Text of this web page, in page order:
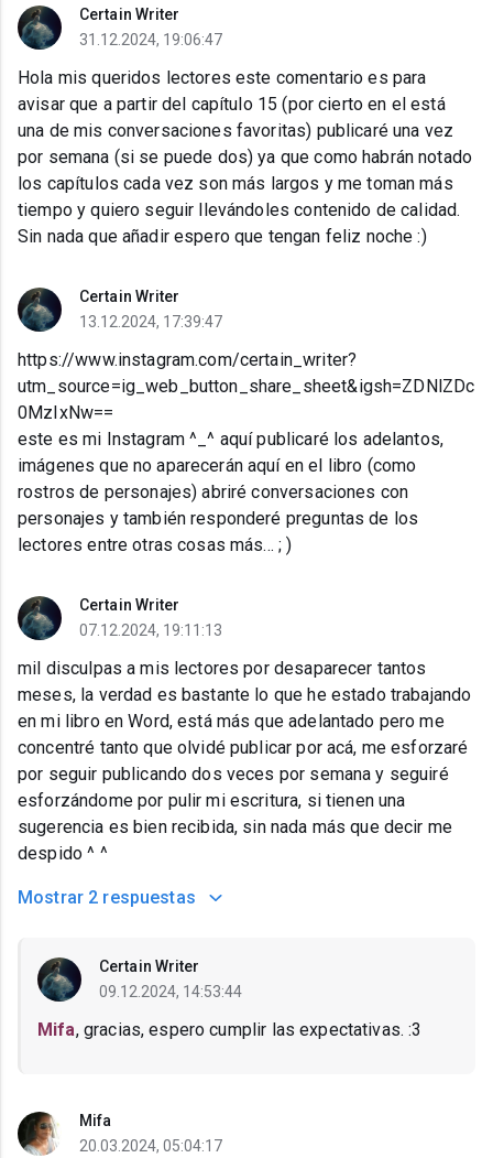
Certain Writer
31.12.2024, 19:06:47
Hola mis queridos lectores este comentario es para
avisar que a partir del capítulo 15 (por cierto en el está
una de mis conversaciones favoritas) publicaré una vez
por semana (si se puede dos) ya que como habrán notado
los capítulos cada vez son más largos y me toman más
tiempo y quiero seguir llevándoles contenido de calidad.
Sin nada que añadir espero que tengan feliz noche :)
Certain Writer
13.12.2024, 17:39:47
https://www.instagram.com/certain_writer?
utm_source=ig_web_button_share_sheet&igsh=ZDNlZDc
0MzIxNw==
este es mi Instagram ^_^ aquí publicaré los adelantos,
imágenes que no aparecerán aquí en el libro (como
rostros de personajes) abriré conversaciones con
personajes y también responderé preguntas de los
lectores entre otras cosas más... ; )
Certain Writer
07.12.2024, 19:11:13
mil disculpas a mis lectores por desaparecer tantos
meses, la verdad es bastante lo que he estado trabajando
en mi libro en Word, está más que adelantado pero me
concentré tanto que olvidé publicar por acá, me esforzaré
por seguir publicando dos veces por semana y seguiré
esforzándome por pulir mi escritura, si tienen una
sugerencia es bien recibida, sin nada más que decir me
despido ^ ^
Mostrar 2 respuestas
Certain Writer
09.12.2024, 14:53:44
Mifa, gracias, espero cumplir las expectativas. :3
Mifa
20.03.2024, 05:04:17